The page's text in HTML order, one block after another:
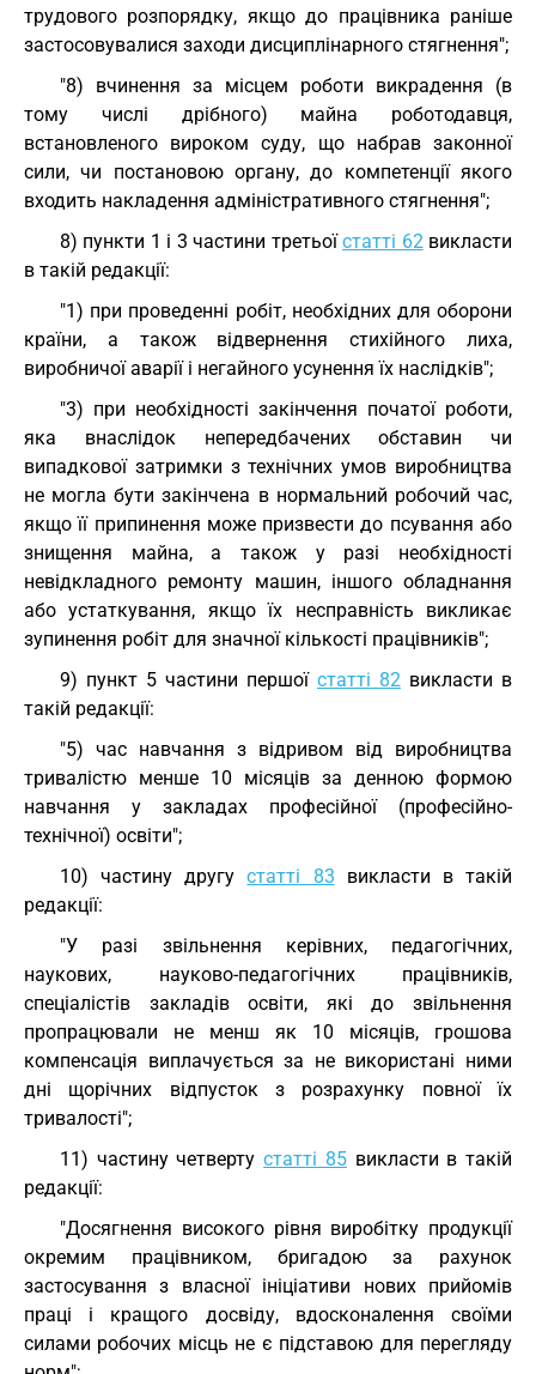
трудового розпорядку, якщо до працівника раніше
застосовувалися заходи дисциплінарного стягнення";
"8) вчинення за місцем роботи викрадення (в
тому числі дрібного) майна роботодавця,
встановленого вироком суду, що набрав законної
сили, чи постановою органу, до компетенції якого
входить накладення адміністративного стягнення";
8) пункти 1 і 3 частини третьоїстатті 62викласти
в такій редакції:
"1) при проведенні робіт, необхідних для оборони
країни, а також відвернення стихійного лиха,
виробничої аварії і негайного усунення їх наслідків";
"3) при необхідності закінчення початої роботи,
яка внаслідок непередбачених обставин чи
випадкової затримки з технічних умов виробництва
не могла бути закінчена в нормальний робочий час,
якщо її припинення може призвести до псування або
знищення майна, а також у разі необхідності
невідкладного ремонту машин, іншого обладнання
або устаткування, якщо їх несправність викликає
зупинення робіт для значної кількості працівників";
9) пункт 5 частини першої статті 82 викласти в
такій редакції:
"5) час навчання з відривом від виробництва
тривалістю менше 10 місяців за денною формою
навчання у закладах професійної (професійно-
технічної) освіти";
10) частину другустатті 83 викласти в такій
редакції:
"У разі звільнення керівних, педагогічних,
наукових, науково-педагогічних працівників,
спеціалістів закладів освіти, які до звільнення
пропрацювали не менш як 10 місяців, грошова
компенсація виплачується за не використані ними
дні щорічних відпусток з розрахунку повної їх
тривалості";
11) частину четвертустатті 85викласти в такій
редакції:
"Досягнення високого рівня виробітку продукції
окремим працівником, бригадою за рахунок
застосування з власної ініціативи нових прийомів
праці і кращого досвіду, вдосконалення своїми
силами робочих місць не є підставою для перегляду